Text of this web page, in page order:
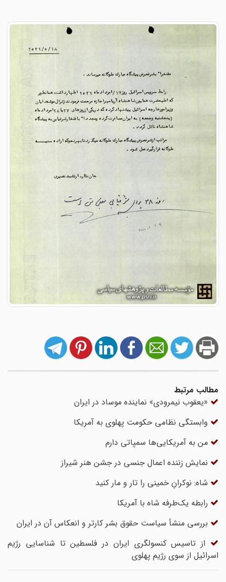
مطالب مرتبط
«یعقوب نیمرودی» نماینده موساد در ایران
وابستگی نظامی حکومت پهلوی به آمریکا
من به آمریکایی‌ها سمپاتی دارم
نمایش زننده اعمال جنسی در جشن هنر شیراز
شاه: نوکرانِ خمینی را تار و مار کنید
رابطه یک‌طرفه شاه با آمریکا
بررسی منشأ سیاست حقوق بشر کارتر و انعکاس آن در ایران
از تاسیس کنسولگری ایران در فلسطین تا شناسایی رژیم
اسرائیل از سوی رژیم پهلوی